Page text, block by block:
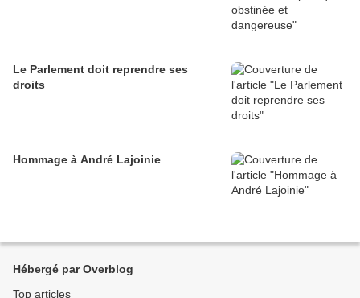
Le Parlement doit reprendre ses
droits
Hommage à André Lajoinie
Hébergé par Overblog
Top articles